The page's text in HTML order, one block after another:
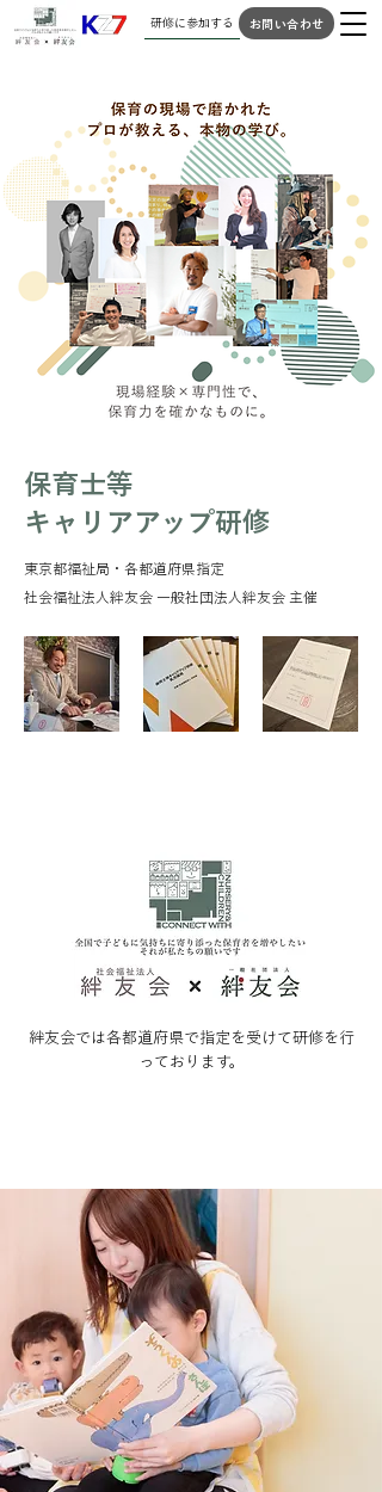
研修に参加する お問い合わせ
​保育士等
キャリアアップ研修
東京都​福祉局・各都道府県指定
社会福祉法人​絆友会 一般社団法人絆友会 主催
絆友会では各都道府県で指定を受けて研修を行
っております。